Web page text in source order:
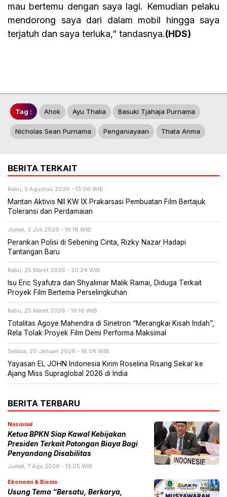
mau bertemu dengan saya lagi. Kemudian pelaku
mendorong saya dari dalam mobil hingga saya
terjatuh dan saya terluka,” tandasnya.(HDS)
Tag : Ahok Ayu Thalia Basuki Tjahaja Purnama
Nicholas Sean Purnama Penganiayaan Thata Anma
BERITA TERKAIT
Rabu, 5 Agustus 2026 - 13:06 WIB
Mantan Aktivis NII KW IX Prakarsasi Pembuatan Film Bertajuk
Toleransi dan Perdamaian
Jumat, 3 Juli 2026 - 16:18 WIB
Perankan Polisi di Sebening Cinta, Rizky Nazar Hadapi
Tantangan Baru
Rabu, 25 Maret 2026 - 20:24 WIB
Isu Eric Syafutra dan Shyalimar Malik Ramai, Diduga Terkait
Proyek Film Bertema Perselingkuhan
Rabu, 25 Maret 2026 - 19:18 WIB
Totalitas Agoye Mahendra di Sinetron “Merangkai Kisah Indah”,
Rela Tolak Proyek Film Demi Performa Maksimal
Selasa, 20 Januari 2026 - 18:08 WIB
Yayasan EL JOHN Indonesia Kirim Roselina Risang Sekar ke
Ajang Miss Supraglobal 2026 di India
BERITA TERBARU
Nasional
Ketua BPKN Siap Kawal Kebijakan
Presiden Terkait Potongan Biaya Bagi
Penyandang Disabilitas
Jumat, 7 Agu 2026 - 13:05 WIB
Ekonomi & Bisnis
Usung Tema “Bersatu, Berkarya,